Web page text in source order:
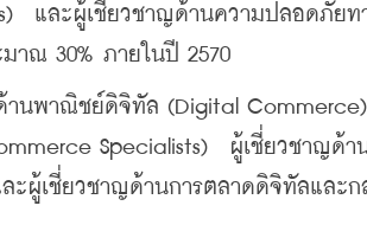
และผู้เชี่ยวชาญด้านความปลอดภัยท
มาณ 30% ภายในปี 2570
พาณิชย์ดิจิทัล (Digital
Specialists)  ผู้เชี่ยวชาญด้า
ละผู้เชี่ยวชาญด้านการตลาดดิจิทัลแล